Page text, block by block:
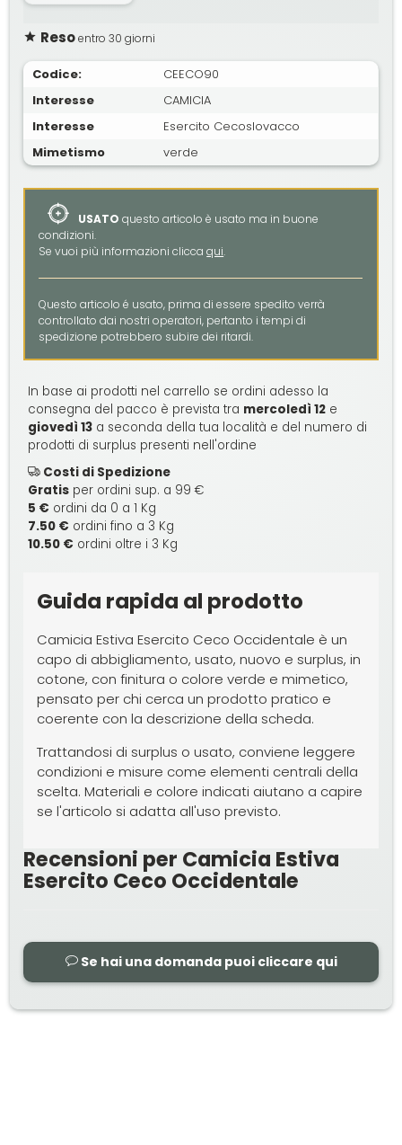
Resoentro 30 giorni
Codice:
CEECO90
Interesse
CAMICIA
Interesse
Esercito Cecoslovacco
Mimetismo
verde
USATO questo articolo è usato ma in buone
condizioni.
Se vuoi più informazioni cliccaqui.
Questo articolo é usato, prima di essere spedito verrà
controllato dai nostri operatori, pertanto i tempi di
spedizione potrebbero subire dei ritardi.
In base ai prodotti nel carrello se ordini adesso la
consegna del pacco è prevista tra mercoledì 12 e
giovedì 13 a seconda della tua località e del numero di
prodotti di surplus presenti nell'ordine
Costi di Spedizione
Gratis per ordini sup. a 99 €
5 € ordini da 0 a 1 Kg
7.50 € ordini fino a 3 Kg
10.50 € ordini oltre i 3 Kg
Guida rapida al prodotto
Camicia Estiva Esercito Ceco Occidentale è un
capo di abbigliamento, usato, nuovo e surplus, in
cotone, con finitura o colore verde e mimetico,
pensato per chi cerca un prodotto pratico e
coerente con la descrizione della scheda.
Trattandosi di surplus o usato, conviene leggere
condizioni e misure come elementi centrali della
scelta. Materiali e colore indicati aiutano a capire
se l'articolo si adatta all'uso previsto.
Recensioni per Camicia Estiva
Esercito Ceco Occidentale
Se hai una domanda puoi cliccare qui